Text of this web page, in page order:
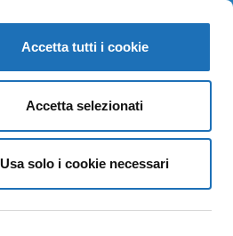
Accetta tutti i cookie
Accetta selezionati
Usa solo i cookie necessari